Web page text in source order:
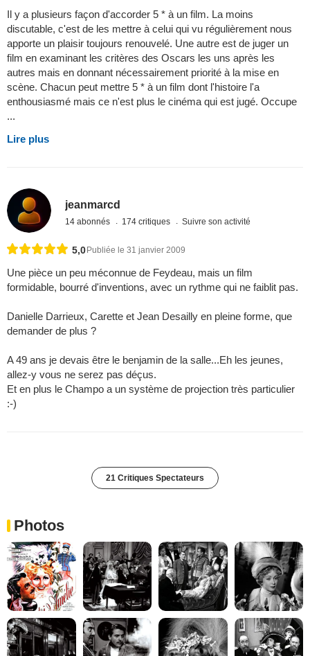
Il y a plusieurs façon d'accorder 5 * à un film. La moins
discutable, c'est de les mettre à celui qui vu régulièrement nous
apporte un plaisir toujours renouvelé. Une autre est de juger un
film en examinant les critères des Oscars les uns après les
autres mais en donnant nécessairement priorité à la mise en
scène. Chacun peut mettre 5 * à un film dont l'histoire l'a
enthousiasmé mais ce n'est plus le cinéma qui est jugé. Occupe
...
Lire plus
jeanmarcd
14 abonnés 174 critiques Suivre son activité
5,0 Publiée le 31 janvier 2009
Une pièce un peu méconnue de Feydeau, mais un film
formidable, bourré d'inventions, avec un rythme qui ne faiblit pas.
Danielle Darrieux, Carette et Jean Desailly en pleine forme, que
demander de plus ?
A 49 ans je devais être le benjamin de la salle...Eh les jeunes,
allez-y vous ne serez pas déçus.
Et en plus le Champo a un système de projection très particulier
:-)
21 Critiques Spectateurs
Photos